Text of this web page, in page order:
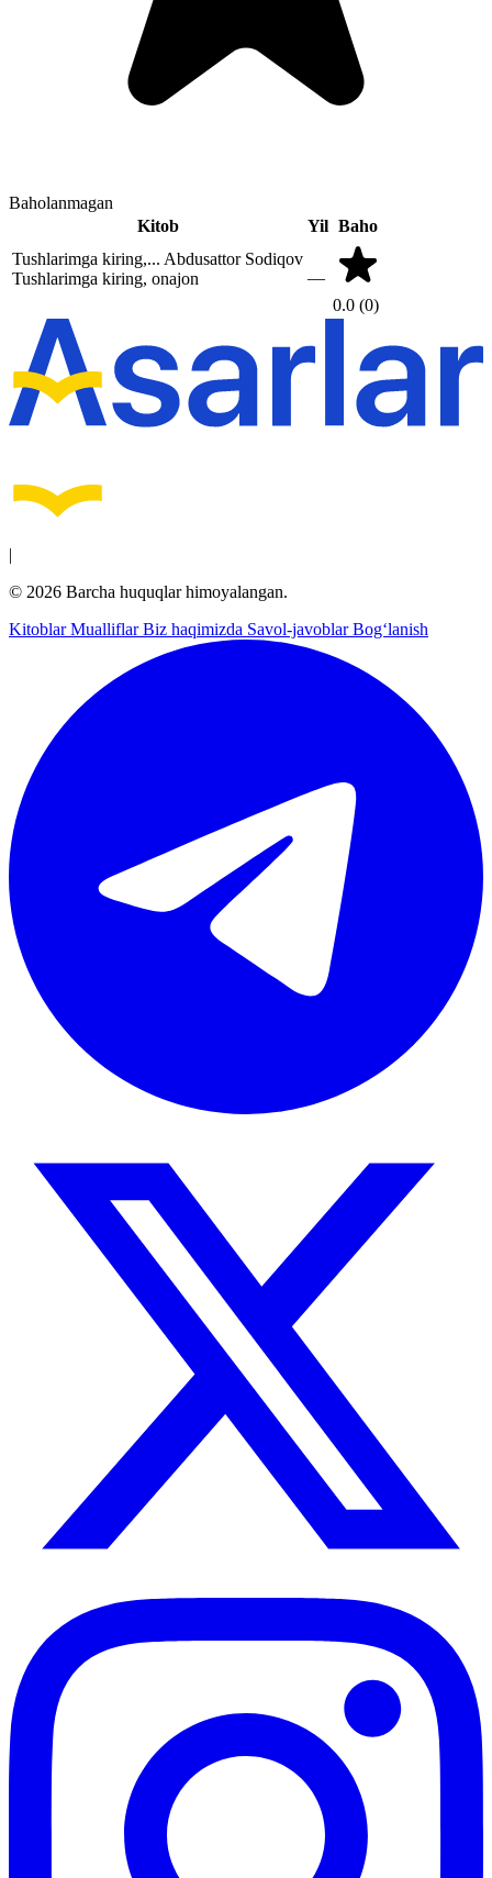
Baholanmagan
Kitob
Yil Baho
Tushlarimga kiring,... Abdusattor Sodiqov
Tushlarimga kiring, onajon
—
0.0 (0)
|
© 2026 Barcha huquqlar himoyalangan.
KitoblarMualliflarBiz haqimizda Savol-javoblarBog‘lanish